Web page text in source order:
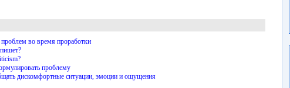
во время проработки
проблему
дискомфортные ситуации, эмоции и ощущения